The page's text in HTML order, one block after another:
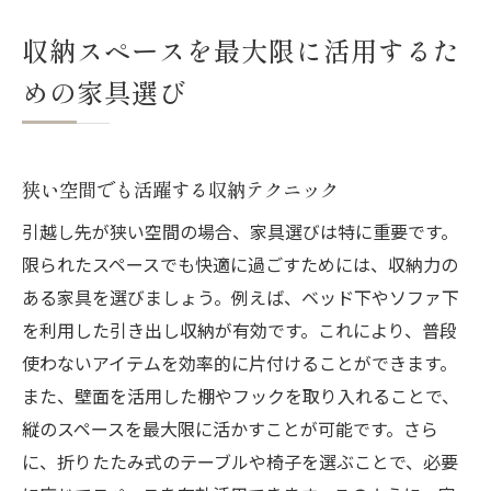
収納スペースを最大限に活用するた
めの家具選び
狭い空間でも活躍する収納テクニック
引越し先が狭い空間の場合、家具選びは特に重要です。
限られたスペースでも快適に過ごすためには、収納力の
ある家具を選びましょう。例えば、ベッド下やソファ下
を利用した引き出し収納が有効です。これにより、普段
使わないアイテムを効率的に片付けることができます。
また、壁面を活用した棚やフックを取り入れることで、
縦のスペースを最大限に活かすことが可能です。さら
に、折りたたみ式のテーブルや椅子を選ぶことで、必要